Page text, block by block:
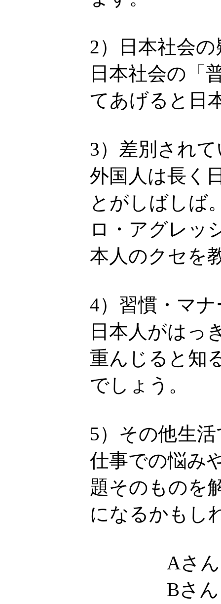
2）日本社会
日本社会の「
てあげると日
3）差別され
外国人は長く
とがしばしば
ロ・アグレッ
本人のクセを
4）習慣・マ
日本人がはっ
重んじると知
でしょう。
5）その他生
仕事での悩み
題そのものを
になるかもし
Aさん
Bさん